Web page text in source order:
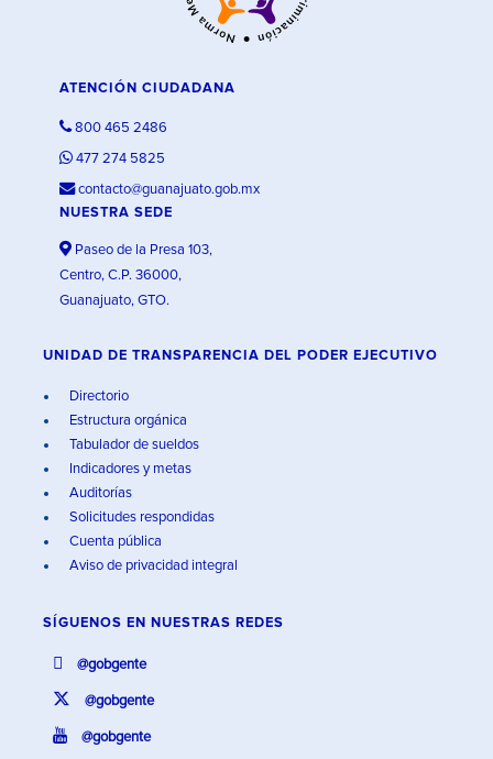
ATENCIÓN CIUDADANA
800 465 2486
477 274 5825
contacto@guanajuato.gob.mx
NUESTRA SEDE
Paseo de la Presa 103,
Centro, C.P. 36000,
Guanajuato, GTO.
UNIDAD DE TRANSPARENCIA DEL PODER EJECUTIVO
Directorio
Estructura orgánica
Tabulador de sueldos
Indicadores y metas
Auditorías
Solicitudes respondidas
Cuenta pública
Aviso de privacidad integral
SÍGUENOS EN NUESTRAS REDES
@gobgente
@gobgente
@gobgente